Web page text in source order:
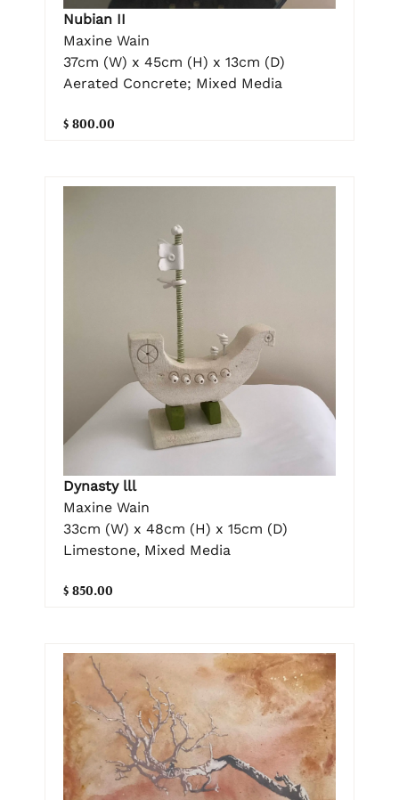
Nubian II
Maxine Wain
37cm (W) x 45cm (H) x 13cm (D)
Aerated Concrete; Mixed Media
$ 800.00
Dynasty lll
Maxine Wain
33cm (W) x 48cm (H) x 15cm (D)
Limestone, Mixed Media
$ 850.00